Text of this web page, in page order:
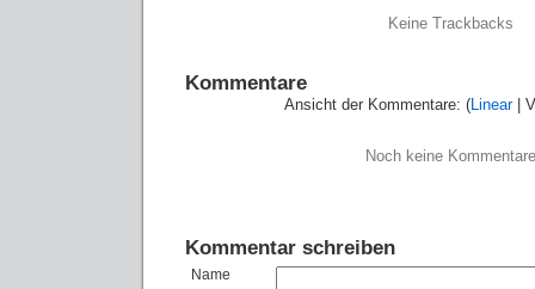
Keine Trackbacks
Kommentare
Ansicht der Kommentare: (Linear|
Noch keine Kommentare
Kommentar schreiben
Name